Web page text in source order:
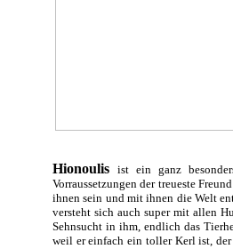
Hionoulis ist ein ganz
Vorraussetzungen der treueste
ihnen sein und mit ihnen die Welt
versteht sich auch super mit allen
Sehnsucht in ihm, endlich das
weil er einfach ein toller Kerl ist,